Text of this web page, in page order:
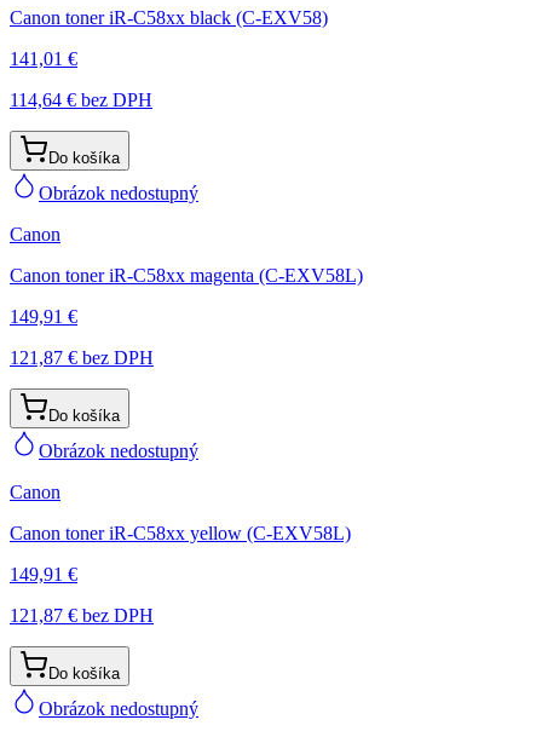
Canon toner iR-C58xx black (C-EXV58)
141,01 €
114,64 € bez DPH
Do košíka
Obrázok nedostupný
Canon
Canon toner iR-C58xx magenta (C-EXV58L)
149,91 €
121,87 € bez DPH
Do košíka
Obrázok nedostupný
Canon
Canon toner iR-C58xx yellow (C-EXV58L)
149,91 €
121,87 € bez DPH
Do košíka
Obrázok nedostupný